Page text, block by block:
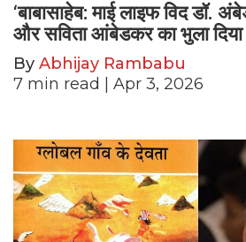
‘बाबासाहेब: माई लाइफ विद डॉ.
और सविता आंबेडकर का भुला दिया
By Abhijay Rambabu
7 min read | Apr 3, 2026